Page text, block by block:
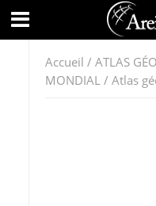
Accueil / ATLAS
MONDIAL/ Atlas